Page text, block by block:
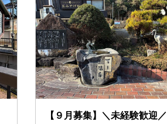
【９月募集】＼未経験歓迎／